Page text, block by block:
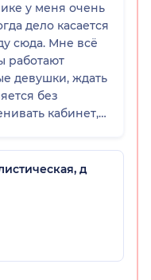
у меня очень
дело касается
сюда. Мне всё
работают
девушки, ждать
без
кабинет,
и, возможно,
почему приём
В целом,
кабинет — на
д